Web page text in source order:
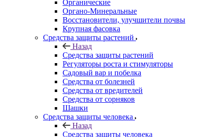
Органические
Органо-Минеральные
Восстановители, улучшители почвы
Крупная фасовка
Средства защиты растений
Назад
Средства защиты растений
Регуляторы роста и стимуляторы
Садовый вар и побелка
Средства от болезней
Средства от вредителей
Средства от сорняков
Шашки
Средства защиты человека
Назад
Средства защиты человека